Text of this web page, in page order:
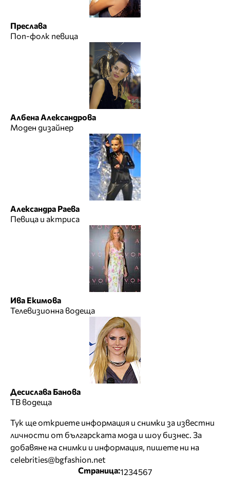
Преслава
Поп-фолк певица
Албена Александрова
Моден дизайнер
Александра Раева
Певица и актриса
Ива Екимова
Телевизионна водеща
Десислава Банова
ТВ водеща
Тук ще откриете информация и снимки за известни
личности от българската мода и шоу бизнес. За
добавяне на снимки и информация, пишете ни на
celebrities@bgfashion.net
Страница:1234567